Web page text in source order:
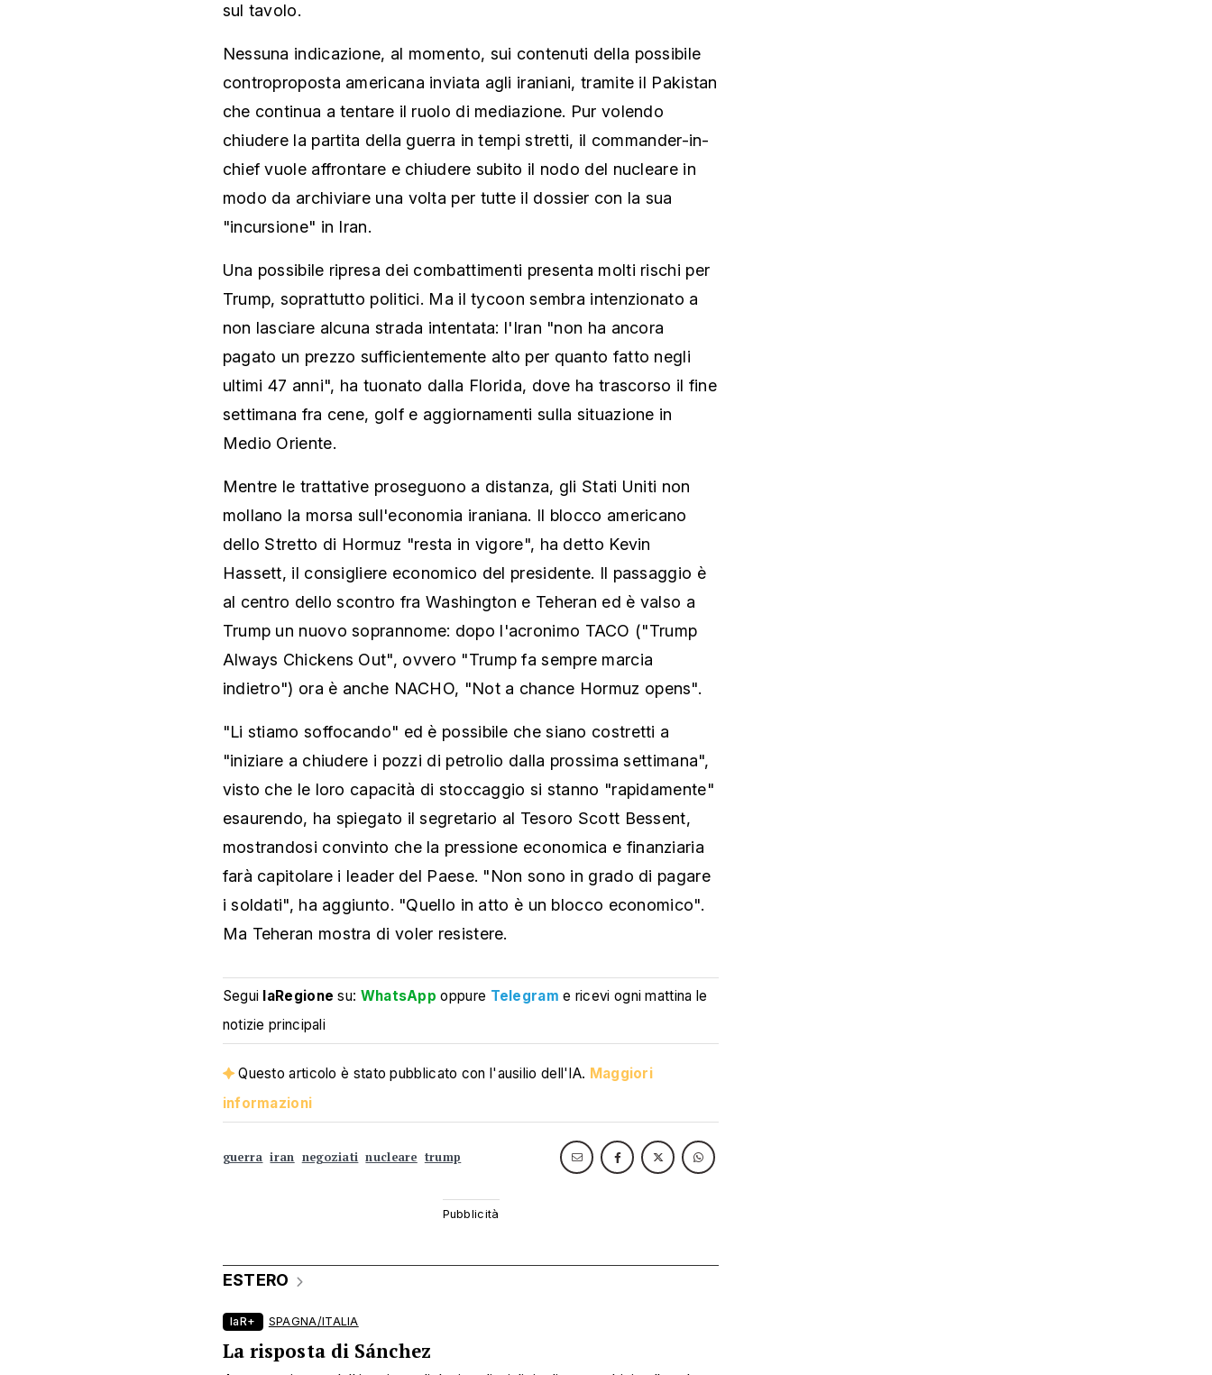
sul tavolo.
Nessuna indicazione, al momento, sui contenuti della possibile
controproposta americana inviata agli iraniani, tramite il Pakistan
che continua a tentare il ruolo di mediazione. Pur volendo
chiudere la partita della guerra in tempi stretti, il commander-in-
chief vuole affrontare e chiudere subito il nodo del nucleare in
modo da archiviare una volta per tutte il dossier con la sua
"incursione" in Iran.
Una possibile ripresa dei combattimenti presenta molti rischi per
Trump, soprattutto politici. Ma il tycoon sembra intenzionato a
non lasciare alcuna strada intentata: l'Iran "non ha ancora
pagato un prezzo sufficientemente alto per quanto fatto negli
ultimi 47 anni", ha tuonato dalla Florida, dove ha trascorso il fine
settimana fra cene, golf e aggiornamenti sulla situazione in
Medio Oriente.
Mentre le trattative proseguono a distanza, gli Stati Uniti non
mollano la morsa sull'economia iraniana. Il blocco americano
dello Stretto di Hormuz "resta in vigore", ha detto Kevin
Hassett, il consigliere economico del presidente. Il passaggio è
al centro dello scontro fra Washington e Teheran ed è valso a
Trump un nuovo soprannome: dopo l'acronimo TACO ("Trump
Always Chickens Out", ovvero "Trump fa sempre marcia
indietro") ora è anche NACHO, "Not a chance Hormuz opens".
"Li stiamo soffocando" ed è possibile che siano costretti a
"iniziare a chiudere i pozzi di petrolio dalla prossima settimana",
visto che le loro capacità di stoccaggio si stanno "rapidamente"
esaurendo, ha spiegato il segretario al Tesoro Scott Bessent,
mostrandosi convinto che la pressione economica e finanziaria
farà capitolare i leader del Paese. "Non sono in grado di pagare
i soldati", ha aggiunto. "Quello in atto è un blocco economico".
Ma Teheran mostra di voler resistere.
Segui laRegione su: WhatsApp oppure Telegram e ricevi ogni mattina le
notizie principali
Questo articolo è stato pubblicato con l'ausilio dell'IA. Maggiori
informazioni
guerra iran negoziati nucleare trump
ESTERO
laR+ SPAGNA/ITALIA
La risposta di Sánchez